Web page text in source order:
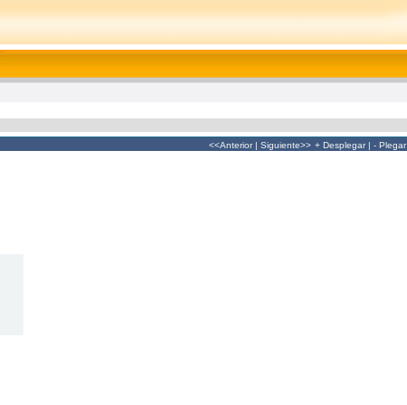
<<Anterior| Siguiente>> + Desplegar| - Plegar